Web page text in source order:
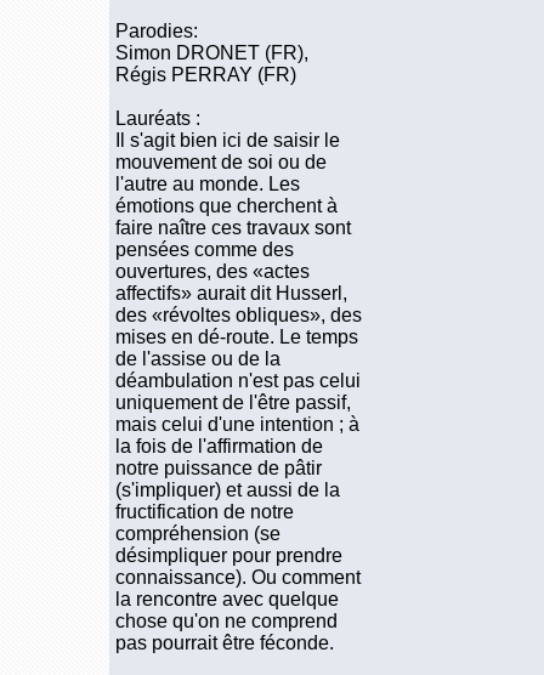
Parodies:
Simon DRONET (FR),
Régis PERRAY (FR)
Lauréats :
Il s'agit bien ici de saisir le
mouvement de soi ou de
l'autre au monde. Les
émotions que cherchent à
faire naître ces travaux sont
pensées comme des
ouvertures, des «actes
affectifs» aurait dit Husserl,
des «révoltes obliques», des
mises en dé-route. Le temps
de l'assise ou de la
déambulation n'est pas celui
uniquement de l'être passif,
mais celui d'une intention ; à
la fois de l'affirmation de
notre puissance de pâtir
(s'impliquer) et aussi de la
fructification de notre
compréhension (se
désimpliquer pour prendre
connaissance). Ou comment
la rencontre avec quelque
chose qu'on ne comprend
pas pourrait être féconde.